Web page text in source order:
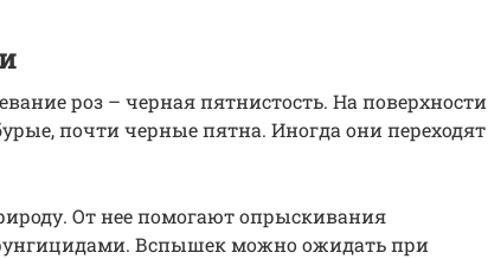
роз – черная пятнистость. На поверхности
почти черные пятна. Иногда они переходят
От нее помогают опрыскивания
Вспышек можно ожидать при